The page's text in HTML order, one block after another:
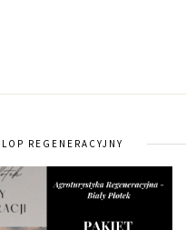
REGENERACYJNY